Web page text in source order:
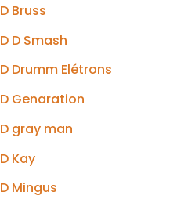
D Bruss
D D Smash
D Drumm Elétrons
D Genaration
D gray man
D Kay
D Mingus